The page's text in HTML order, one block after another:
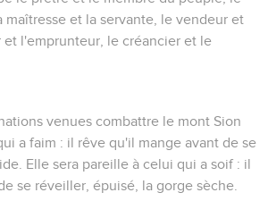
maîtresse et la servante, le vendeur et
et l'emprunteur, le créancier et le
venues combattre le mont Sion
a faim : il rêve qu'il mange avant de se
Elle sera pareille à celui qui a soif : il
se réveiller, épuisé, la gorge sèche.